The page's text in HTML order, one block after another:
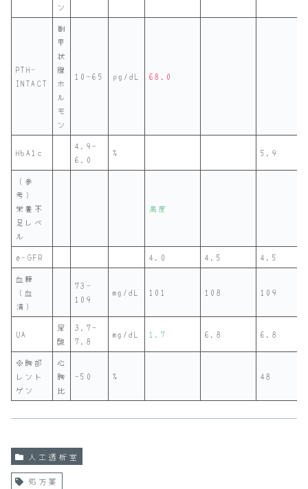
ン
PTH-
INTACT
副
甲
状
腺
ホ
ル
モ
ン
10-65 pg/dL 68.0
HbA1c
4.9-
6.0
% 5.9
（参
考）
栄養不
足レベ
ル
高度
e-GFR 4.0 4.5
4.5
血糖
（血
清）
73-
109
mg/dL 101 108 109
UA
尿
酸
3.7-
7.8
mg/dL 1.7 6.8 6.8
※胸部
レント
ゲン
心
胸
比
-50 % 48
人工透析室
処方薬